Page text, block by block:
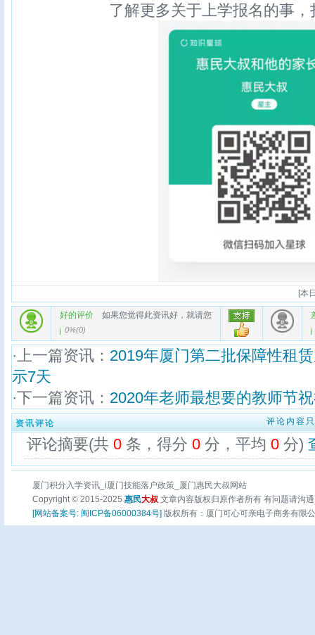
了解更多关于上学报名的事
[本
好的评价 如果您觉得此资讯好，就请您
0%(0)
·上一篇资讯： 2019年厦门第二批保障性租
示7天
·下一篇资讯： 2020年老师最想要的教师节
资讯评论 评论内容
评论摘要(共 0 条，得分 0 分，平均 0 分)
厦门积分入学资讯_i厦门技能落户政策_厦门惠民大叔网站
Copyright © 2015-2025 惠民大叔 文章内容版权归原作者所有 有问题请沟
[网站备案号: 闽ICP备06000384号] 版权所有：厦门可心可亲电子商务有限